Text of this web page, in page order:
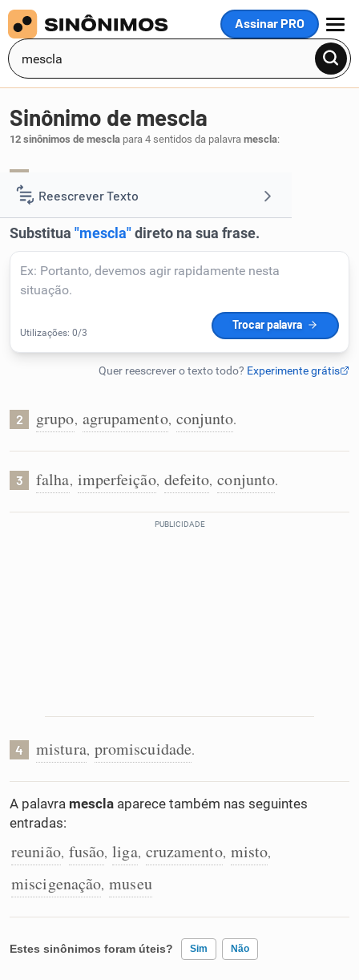
Assinar PRO
MENU
Reescrever Texto
Resumir Texto
Corrigir Texto
Detector de IA
Humanizador de IA
Conexões
Sinônimo de mescla
12 sinônimos de mescla para 4 sentidos da palavra mescla:
2 grupo, agrupamento, conjunto.
3 falha, imperfeição, defeito, conjunto.
4 mistura, promiscuidade.
A palavra mescla aparece também nas seguintes
entradas:
reunião, fusão, liga, cruzamento, misto,
miscigenação, museu
Estes sinônimos foram úteis? Sim Não